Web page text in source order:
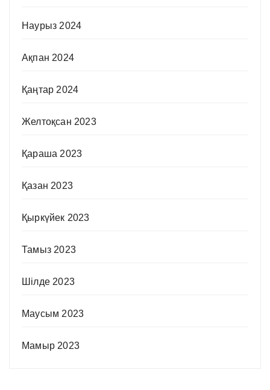
Наурыз 2024
Ақпан 2024
Қаңтар 2024
Желтоқсан 2023
Қараша 2023
Қазан 2023
Қыркүйек 2023
Тамыз 2023
Шілде 2023
Маусым 2023
Мамыр 2023